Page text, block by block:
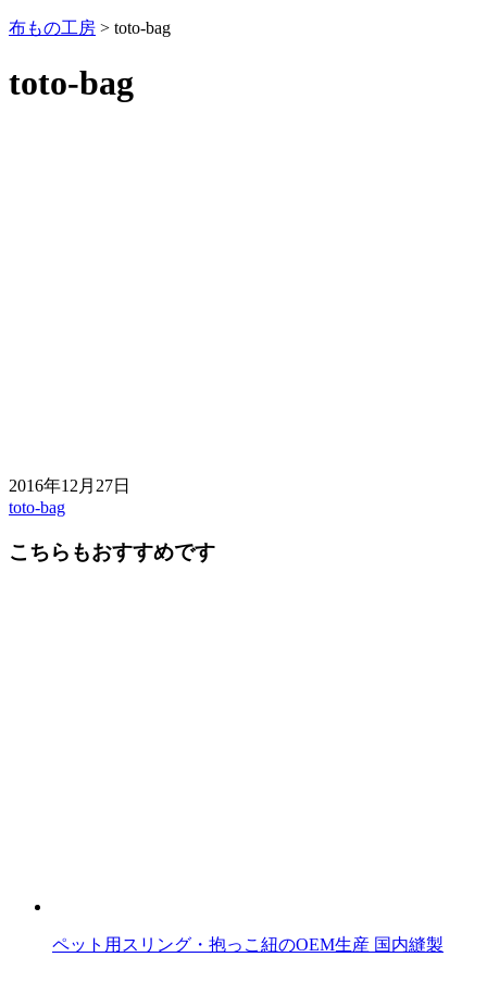
布もの工房 > toto-bag
toto-bag
2016年12月27日
前
後
toto-bag
こちらもおすすめです
ペット用スリング・抱っこ紐のOEM生産 国内縫製